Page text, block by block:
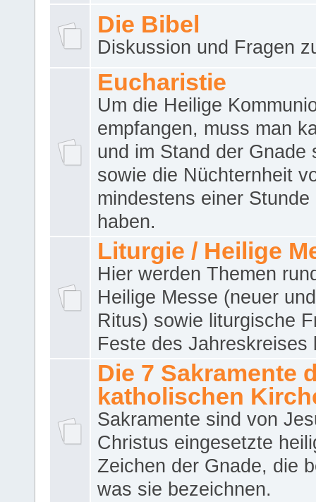
Die Bibel
Diskussion und Fragen
Eucharistie
Um die Heilige
empfangen, muss man
und im Stand der Gnade
sowie die Nüchternheit
mindestens einer Stunde
haben.
Liturgie / Heilige
Hier werden Themen
Heilige Messe (neuer
Ritus) sowie liturgische
Feste des Jahreskreises
Die 7 Sakramente
katholischen
Sakramente sind von
Christus eingesetzte
Zeichen der Gnade, die
was sie bezeichnen.